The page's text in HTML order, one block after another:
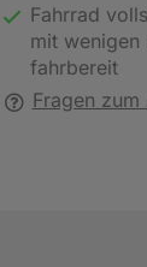
Fahrrad
mit wenigen
fahrbereit
Fragen zum